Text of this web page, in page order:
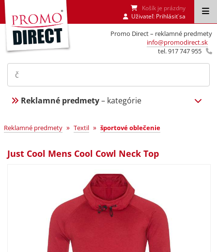
Promo Direct – reklamné predmety
info@promodirect.sk
tel. 917 747 955
Košík je prázdny
Uživateľ: Prihlásiť sa
Reklamné predmety– kategórie
Reklamné predmety » Textil » športové oblečenie
Just Cool Mens Cool Cowl Neck Top